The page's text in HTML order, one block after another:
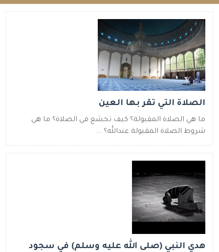
الصلاة التي تقر بها العين
ما هي الصلاة المقبولة؟ كيف تخشع في الصلاة؟ ما هي
شروط الصلاة المقبولة عندالله؟ ...
هدي النبي (صلى الله عليه وسلم) في سجود